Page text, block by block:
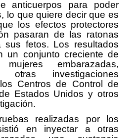
anticuerpos para poder
lo que quiere decir que es
los efectos protectores
pasaran de las ratonas
sus fetos. Los resultados
un conjunto creciente de
embarazadas,
investigaciones
Centros de Control de
Estados Unidos y otros
realizadas por los
en inyectar a otras